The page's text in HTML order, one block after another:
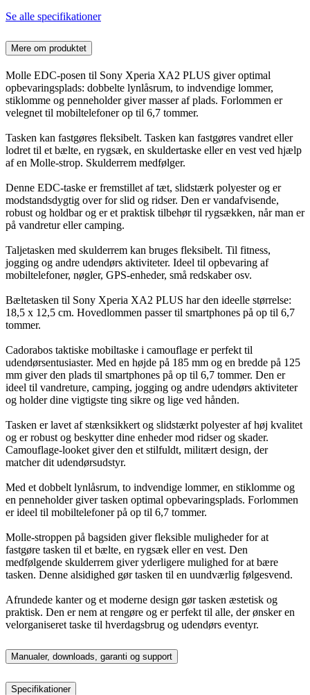
Se alle specifikationer
Mere om produktet
Molle EDC-posen til Sony Xperia XA2 PLUS giver optimal
opbevaringsplads: dobbelte lynlåsrum, to indvendige lommer,
stiklomme og penneholder giver masser af plads. Forlommen er
velegnet til mobiltelefoner op til 6,7 tommer.
Tasken kan fastgøres fleksibelt. Tasken kan fastgøres vandret eller
lodret til et bælte, en rygsæk, en skuldertaske eller en vest ved hjælp
af en Molle-strop. Skulderrem medfølger.
Denne EDC-taske er fremstillet af tæt, slidstærk polyester og er
modstandsdygtig over for slid og ridser. Den er vandafvisende,
robust og holdbar og er et praktisk tilbehør til rygsækken, når man er
på vandretur eller camping.
Taljetasken med skulderrem kan bruges fleksibelt. Til fitness,
jogging og andre udendørs aktiviteter. Ideel til opbevaring af
mobiltelefoner, nøgler, GPS-enheder, små redskaber osv.
Bæltetasken til Sony Xperia XA2 PLUS har den ideelle størrelse:
18,5 x 12,5 cm. Hovedlommen passer til smartphones på op til 6,7
tommer.
Cadorabos taktiske mobiltaske i camouflage er perfekt til
udendørsentusiaster. Med en højde på 185 mm og en bredde på 125
mm giver den plads til smartphones på op til 6,7 tommer. Den er
ideel til vandreture, camping, jogging og andre udendørs aktiviteter
og holder dine vigtigste ting sikre og lige ved hånden.
Tasken er lavet af stænksikkert og slidstærkt polyester af høj kvalitet
og er robust og beskytter dine enheder mod ridser og skader.
Camouflage-looket giver den et stilfuldt, militært design, der
matcher dit udendørsudstyr.
Med et dobbelt lynlåsrum, to indvendige lommer, en stiklomme og
en penneholder giver tasken optimal opbevaringsplads. Forlommen
er ideel til mobiltelefoner på op til 6,7 tommer.
Molle-stroppen på bagsiden giver fleksible muligheder for at
fastgøre tasken til et bælte, en rygsæk eller en vest. Den
medfølgende skulderrem giver yderligere mulighed for at bære
tasken. Denne alsidighed gør tasken til en uundværlig følgesvend.
Afrundede kanter og et moderne design gør tasken æstetisk og
praktisk. Den er nem at rengøre og er perfekt til alle, der ønsker en
velorganiseret taske til hverdagsbrug og udendørs eventyr.
Manualer, downloads, garanti og support
Specifikationer